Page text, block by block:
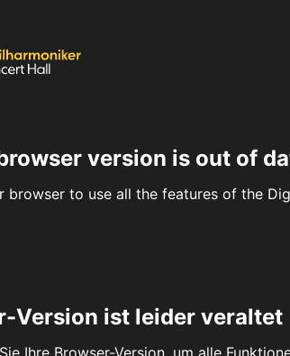
version is out of
browser to use all the features of the
Version ist leider veraltet
Ihre Browser-Version, um alle